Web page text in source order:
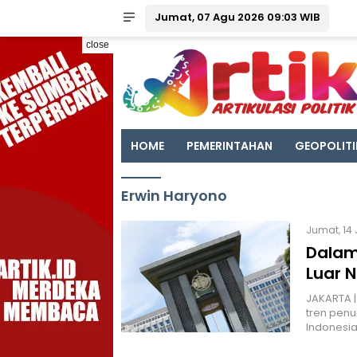
Jumat, 07 Agu 2026 09:03 WIB
close
HOME PEMERINTAHAN
Erwin Haryono
Jumat, 14
Luar
tren